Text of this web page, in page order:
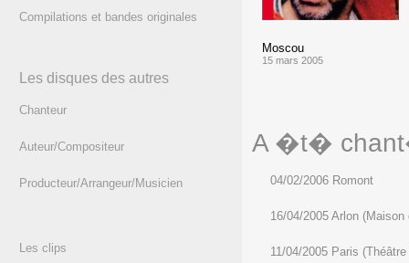
Compilations et bandes originales
Les disques des autres
Chanteur
Auteur/Compositeur
Producteur/Arrangeur/Musicien
Les clips
Moscou
15 mars 2005
A �t�
04/02/2006 Romont
16/04/2005 Arlon (Maison
11/04/2005 Paris